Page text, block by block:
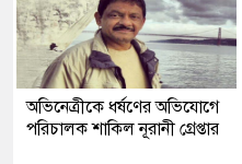
অভিনেত্রীকে ধর্ষণের অভিযোগে
পরিচালক শাকিল নূরানী গ্রেপ্তার